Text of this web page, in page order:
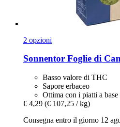
2 opzioni
Sonnentor Foglie di
Basso valore di THC
Sapore erbaceo
Ottima con i piatti a base
€ 4,29 (€ 107,25 / kg)
Consegna entro il giorno 12